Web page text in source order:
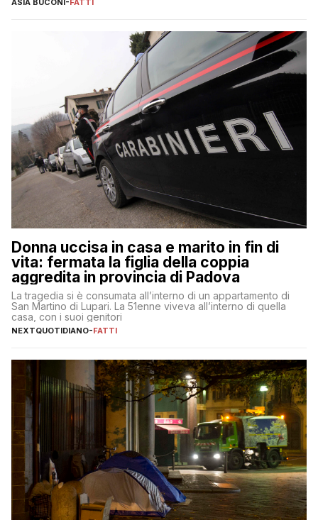
ASIA BUCONI - FATTI
Donna uccisa in casa e marito in fin di
vita: fermata la figlia della coppia
aggredita in provincia di Padova
La tragedia si è consumata all’interno di un appartamento di
San Martino di Lupari. La 51enne viveva all’interno di quella
casa, con i suoi genitori
NEXTQUOTIDIANO-FATTI